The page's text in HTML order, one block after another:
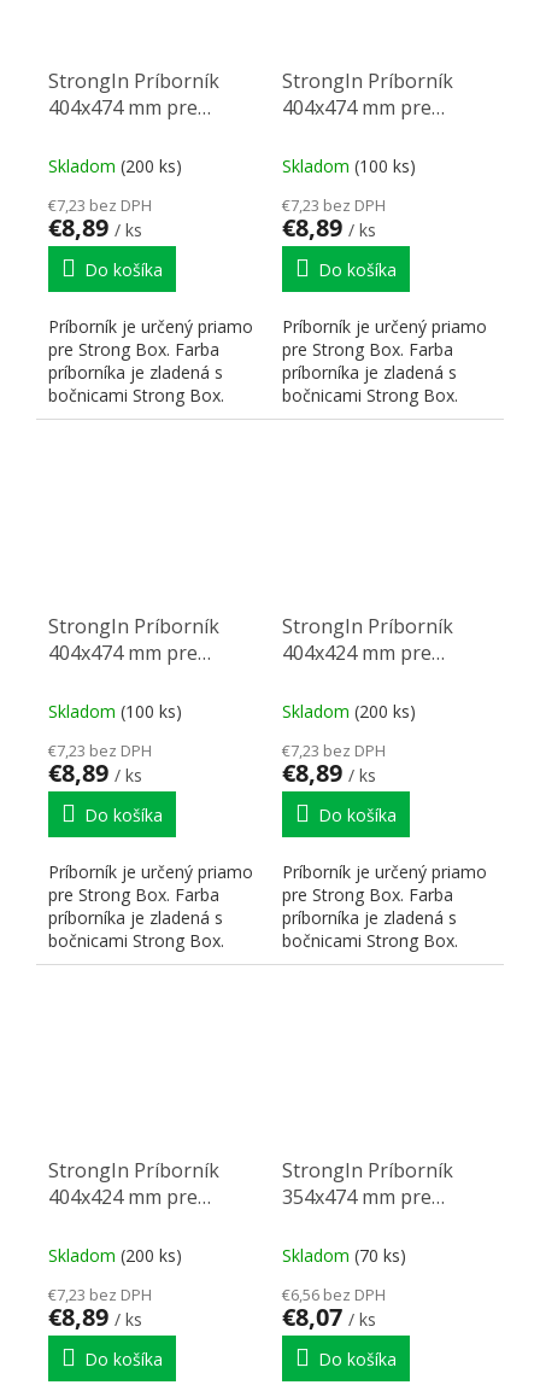
StrongIn Príborník
404x474 mm pre
Skladom (200 ks)
€7,23 bez DPH
€8,89 / ks
Do košíka
Príborník je určený priamo
pre Strong Box. Farba
príborníka je zladená s
bočnicami Strong Box.
Hrúbka použitého...
StrongIn Príborník
404x474 mm pre
Skladom (100 ks)
€7,23 bez DPH
€8,89 / ks
Do košíka
Príborník je určený priamo
pre Strong Box. Farba
príborníka je zladená s
bočnicami Strong Box.
Hrúbka použitého...
StrongIn Príborník
404x474 mm pre
Skladom (100 ks)
€7,23 bez DPH
€8,89 / ks
Do košíka
Príborník je určený priamo
pre Strong Box. Farba
príborníka je zladená s
bočnicami Strong Box.
Hrúbka použitého...
StrongIn Príborník
404x424 mm pre
Skladom (200 ks)
€7,23 bez DPH
€8,89 / ks
Do košíka
Príborník je určený priamo
pre Strong Box. Farba
príborníka je zladená s
bočnicami Strong Box.
Hrúbka použitého...
StrongIn Príborník
404x424 mm pre
Skladom (200 ks)
€7,23 bez DPH
€8,89 / ks
Do košíka
StrongIn Príborník
354x474 mm pre
Skladom (70 ks)
€6,56 bez DPH
€8,07 / ks
Do košíka